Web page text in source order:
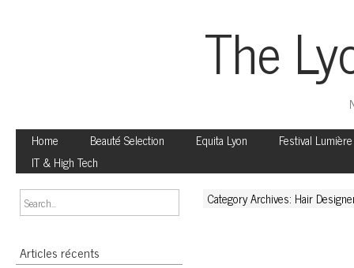
The
Home
Beauté Selection Equita Lyon
Festival Lumière
IT & High Tech
Articles récents
Category Archives: Hair